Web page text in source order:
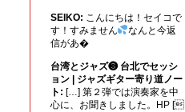
SEIKO: こんにちは！セイコで
す！すみません
なんと今返
信があ�
台湾とジャズ❸ 台北でセッシ
ョン | ジャズギター寄り道ノー
ト: […] 第２弾では演奏家を中
心に、お聞きしました。HP [